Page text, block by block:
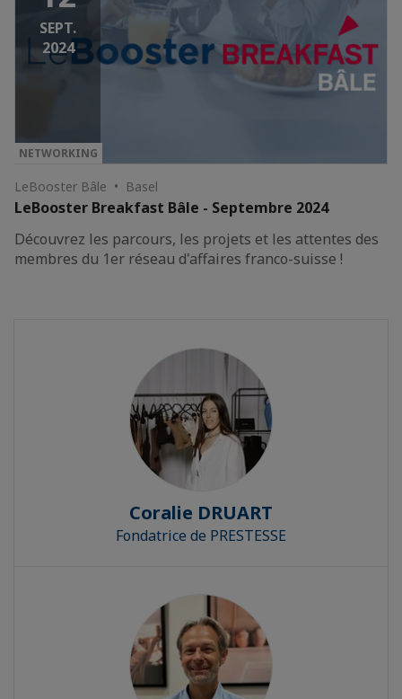
SEPT.
2024
NETWORKING
LeBooster Bâle • Basel
LeBooster Breakfast Bâle - Septembre 2024
Découvrez les parcours, les projets et les attentes des
membres du 1er réseau d'affaires franco-suisse !
Coralie DRUART
Fondatrice de PRESTESSE